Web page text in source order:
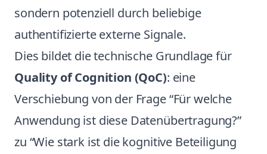
sondern potenziell durch beliebige
authentifizierte externe Signale.
Dies bildet die technische Grundlage für
Quality of Cognition (QoC): eine
Verschiebung von der Frage “Für welche
Anwendung ist diese Datenübertragung?”
zu “Wie stark ist die kognitive Beteiligung